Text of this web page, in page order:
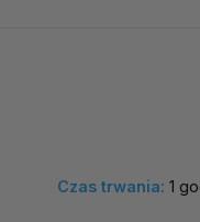
Czas trwania: 1